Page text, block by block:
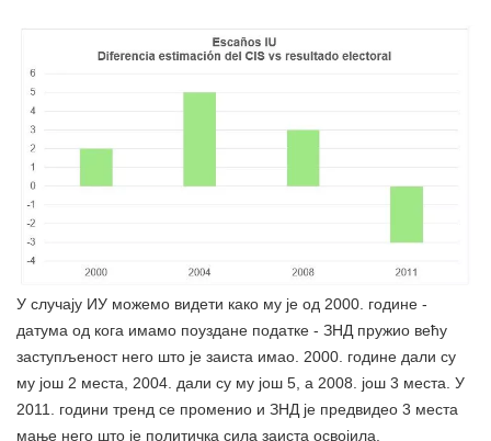
У случају ИУ можемо видети како му је од 2000. године -
датума од кога имамо поуздане податке - ЗНД пружио већу
заступљеност него што је заиста имао. 2000. године дали су
му још 2 места, 2004. дали су му још 5, а 2008. још 3 места. У
2011. години тренд се променио и ЗНД је предвидео 3 места
мање него што је политичка сила заиста освојила.